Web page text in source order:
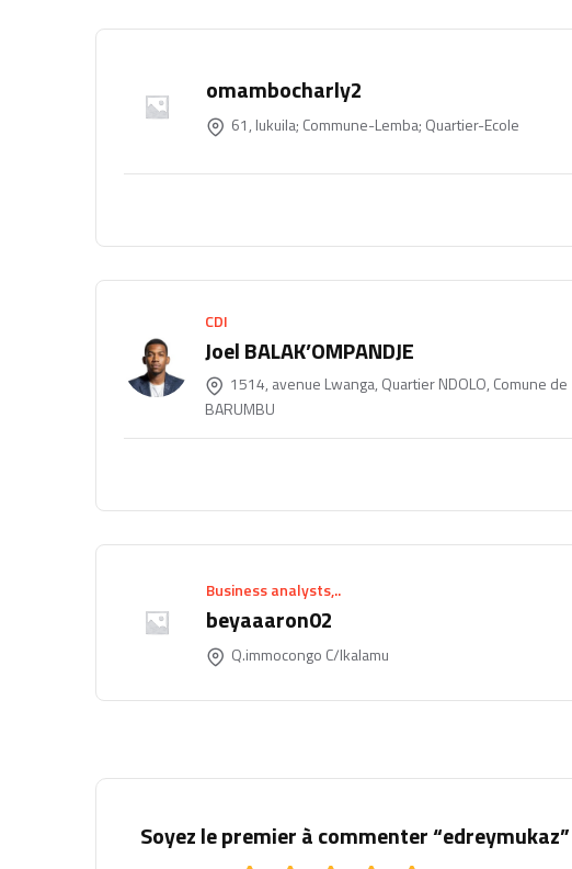
omambocharly2
61, lukuila; Commune-Lemba; Quartier-Ecole
CDI
Joel BALAK’OMPANDJE
1514, avenue Lwanga, Quartier NDOLO, Comune de
BARUMBU
Business analysts,..
beyaaaron02
Q.immocongo C/lkalamu
Soyez le premier à commenter “edreymukaz”